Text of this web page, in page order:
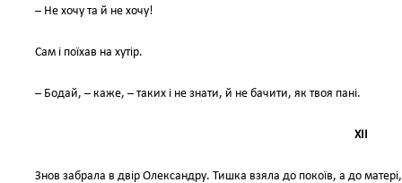
– Не хочу та й не хочу!
Сам і поїхав на хутір.
– Бодай, – каже, – таких і не знати, й не бачити, як твоя пані.
XII
Знов забрала в двір Олександру. Тишка взяла до покоїв, а до